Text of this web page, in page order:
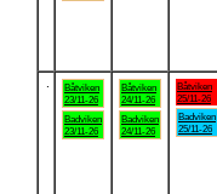
Båtviken
23/11-26
Badviken
23/11-26
Båtviken
24/11-26
Badviken
24/11-26
Båtviken
25/11-26
Badviken
25/11-26